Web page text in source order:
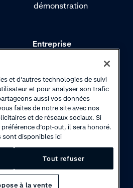
démonstration
Entreprise
Notre histoire
Notre newsletter
Espace carrières
et d’autres technologies de suivi
et pour analyser son trafic
aussi vos données
faites de notre site avec nos
et de réseaux sociaux. Si
d’opt-out, il sera honoré.
sont disponibles ici
Tout refuser
à la vente